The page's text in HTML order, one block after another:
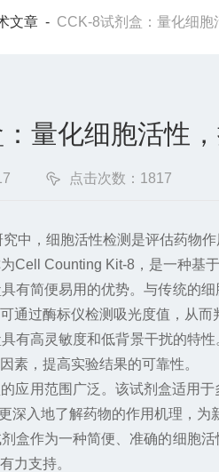
文章 - CCK-8试剂盒：量化细
量化细胞活性
点击次数：1817
，细胞活性检测是评估药物作
Counting Kit-8，是一种基于
简便易用的优势。与传统的细
通过酶标仪检测吸光度值，从而
高灵敏度和低背景干扰的特性
素，提高实验结果的可靠性。
用范围广泛。该试剂盒适用于
深入地了解药物的作用机理，为
作为一种简便、准确的细胞活
力支持。